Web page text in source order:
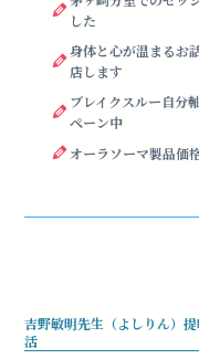
した
身体と心が温まるお
店します
ブレイクスルー自分
ペーン中
オーラソーマ製品価
吉野敏明先生（よしりん）
活